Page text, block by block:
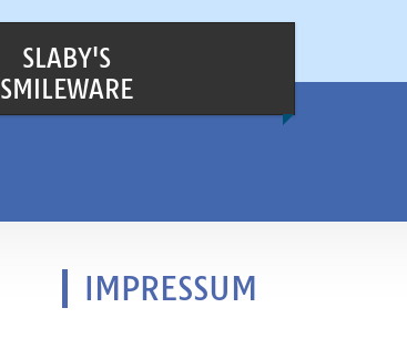
SLABY'S
SMILEWARE
IMPRESSUM